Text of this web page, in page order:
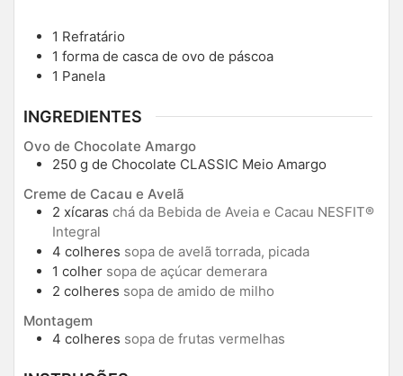
1 Refratário
1 forma de casca de ovo de páscoa
1 Panela
INGREDIENTES
Ovo de Chocolate Amargo
250 g de Chocolate CLASSIC Meio Amargo
Creme de Cacau e Avelã
2 xícaras chá da Bebida de Aveia e Cacau NESFIT®
Integral
4 colheres sopa de avelã torrada, picada
1 colher sopa de açúcar demerara
2 colheres sopa de amido de milho
Montagem
4 colheres sopa de frutas vermelhas